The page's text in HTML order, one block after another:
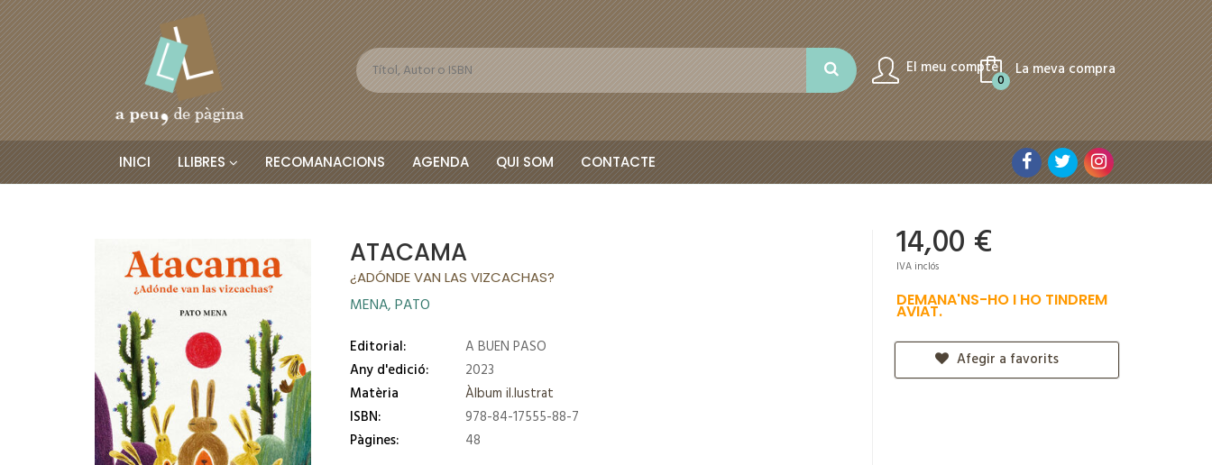
El meu compte La meva compra
0
INICI LLIBRES RECOMANACIONS AGENDA QUI SOM CONTACTE
ATACAMA
¿ADÓNDE VAN LAS VIZCACHAS?
MENA, PATO
Editorial:
A BUEN PASO
Any d'edició:
2023
Matèria
Àlbum il.lustrat
ISBN:
978-84-17555-88-7
Pàgines:
48
14,00 €
IVA inclós
DEMANA'NS-HO I HO TINDREM
AVIAT.
Afegir a favorits